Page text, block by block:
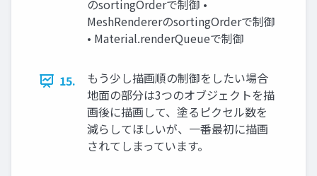
のsortingOrderで制御 •
MeshRendererのsortingOrderで制御
• Material.renderQueueで制御
15.
もう少し描画順の制御をしたい場合
地面の部分は3つのオブジェクトを描
画後に描画して、塗るピクセル数を
減らしてほしいが、一番最初に描画
されてしまっています。